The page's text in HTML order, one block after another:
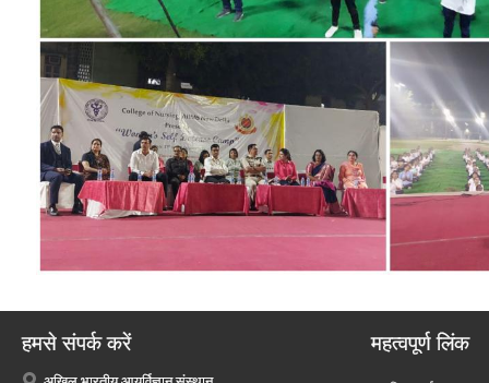
हमसे संपर्क करें महत्वपूर्ण लिंक